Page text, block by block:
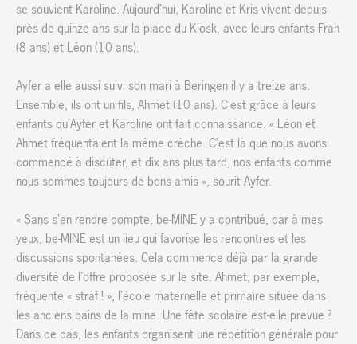
se souvient Karoline. Aujourd’hui, Karoline et Kris vivent depuis
près de quinze ans sur la place du Kiosk, avec leurs enfants Fran
(8 ans) et Léon (10 ans).
Ayfer a elle aussi suivi son mari à Beringen il y a treize ans.
Ensemble, ils ont un fils, Ahmet (10 ans). C’est grâce à leurs
enfants qu’Ayfer et Karoline ont fait connaissance. « Léon et
Ahmet fréquentaient la même crèche. C’est là que nous avons
commencé à discuter, et dix ans plus tard, nos enfants comme
nous sommes toujours de bons amis », sourit Ayfer.
« Sans s’en rendre compte, be-MINE y a contribué, car à mes
yeux, be-MINE est un lieu qui favorise les rencontres et les
discussions spontanées. Cela commence déjà par la grande
diversité de l’offre proposée sur le site. Ahmet, par exemple,
fréquente « straf ! », l’école maternelle et primaire située dans
les anciens bains de la mine. Une fête scolaire est-elle prévue ?
Dans ce cas, les enfants organisent une répétition générale pour